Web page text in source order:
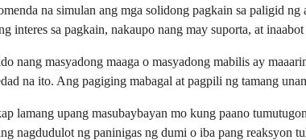
na simulan ang mga solidong pagkain sa paligid
interes sa pagkain, nakaupo nang may suporta, at
nang masyadong maaga o masyadong mabilis ay
na ito. Ang pagiging mabagal at pagpili ng tamang
lamang upang masubaybayan mo kung paano
nagdudulot ng paninigas ng dumi o iba pang reaksyon